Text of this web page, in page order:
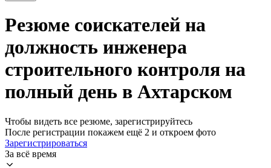
Резюме соискателей на
должность инженера
строительного контроля на
полный день в Ахтарском
Чтобы видеть все резюме, зарегистрируйтесь
После регистрации покажем ещё 2 и откроем фото
Зарегистрироваться
За всё время